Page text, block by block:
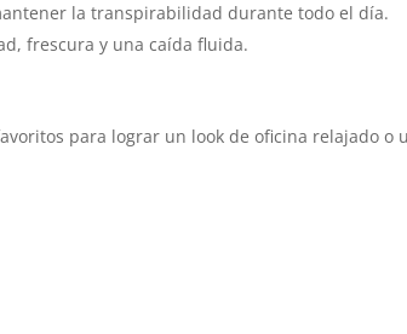
la transpirabilidad durante todo el día.
frescura y una caída fluida.
para lograr un look de oficina relajado o